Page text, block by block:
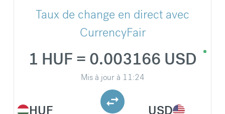
Taux de change en direct avec
CurrencyFair
HUF
1 HUF = 0.003166 USD
Mis à jour à 11:24
USD